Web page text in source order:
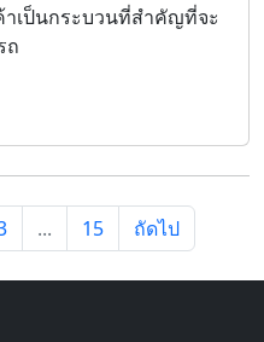
เป็นกระบวนที่สำคัญที่จะ
ถ
... 15 ถัดไป